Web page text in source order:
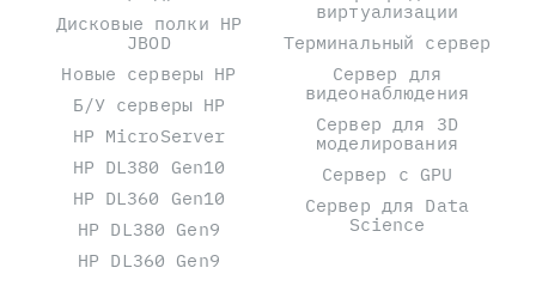
Дисковые полки HP
JBOD
Новые серверы HP
Б/У серверы HP
HP MicroServer
HP DL380 Gen10
HP DL360 Gen10
HP DL380 Gen9
HP DL360 Gen9
виртуализации
Терминальный сервер
Сервер для
видеонаблюдения
Сервер для 3D
моделирования
Сервер с GPU
Сервер для Data
Science